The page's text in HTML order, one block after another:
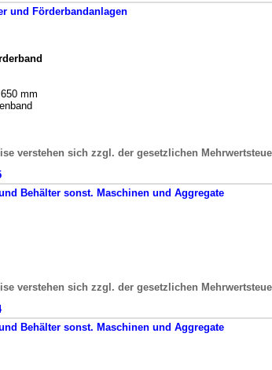
und Förderbandanlagen
650 mm
verstehen sich zzgl. der gesetzlichen
Behälter sonst. Maschinen und Aggregate
verstehen sich zzgl. der gesetzlichen
Behälter sonst. Maschinen und Aggregate